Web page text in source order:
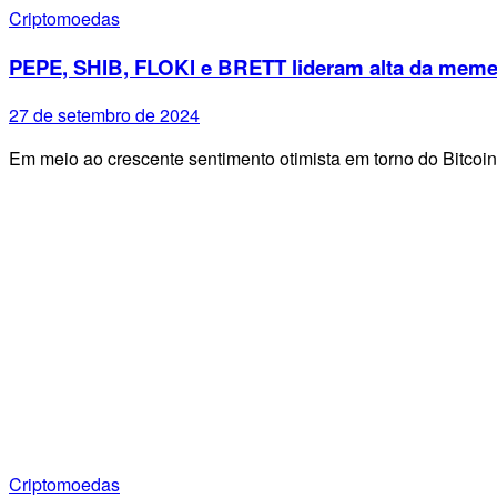
Criptomoedas
PEPE, SHIB, FLOKI e BRETT lideram alta da
27 de setembro de 2024
Em meio ao crescente sentimento otimista em torno do
Criptomoedas